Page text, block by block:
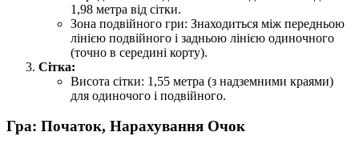
1,98 метра від сітки.
Зона подвійного гри: Знаходиться між передньою
лінією подвійного і задньою лінією одиночного
(точно в середині корту).
Сітка:
Висота сітки: 1,55 метра (з надземними краями)
для одиночого і подвійного.
Гра: Початок, Нарахування Очок